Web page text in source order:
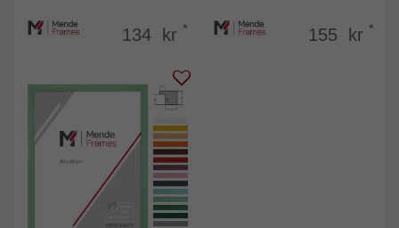
134 kr * 155 kr *